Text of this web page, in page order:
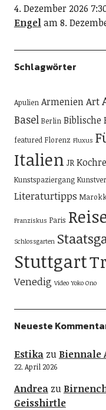
4. Dezember 2026
Engelam 8.
Schlagwörter
Apulien ArmenienArt
Basel Berlin Biblische
featured Florenz Fluxus
Italien JR
Kunstspaziergang
Literaturtipps
Franziskus Paris
Schlossgarten
Stuttgart
Venedig Video Yoko Ono
Neueste
Estikazu Biennale
22. April 2026
Andreazu
Geisshirtle